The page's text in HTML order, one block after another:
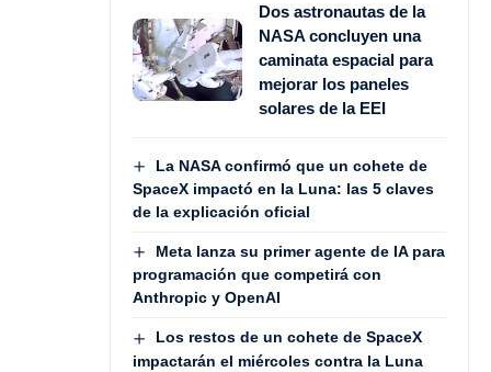
Dos astronautas de la
NASA concluyen una
caminata espacial para
mejorar los paneles
solares de la EEI
La NASA confirmó que un cohete de
SpaceX impactó en la Luna: las 5 claves
de la explicación oficial
Meta lanza su primer agente de IA para
programación que competirá con
Anthropic y OpenAI
Los restos de un cohete de SpaceX
impactarán el miércoles contra la Luna